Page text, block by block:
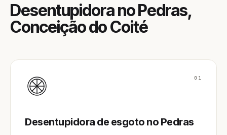
Desentupidora no Pedras,
Conceição do Coité
01
Desentupidora de esgoto no Pedras